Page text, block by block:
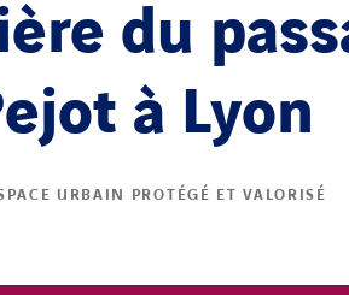
du
à Lyon
URBAIN PROTÉGÉ ET VALORISÉ